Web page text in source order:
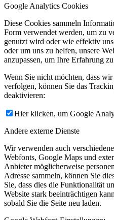
Google Analytics Cookies
Diese Cookies sammeln
Form verwendet werden, um zu
genutzt wird oder wie effektiv
oder um uns zu helfen, unsere
anzupassen, um Ihre Erfahrung
Wenn Sie nicht möchten, dass
verfolgen, können Sie das
deaktivieren:
Hier klicken, um Google
Andere externe Dienste
Wir verwenden auch
Webfonts, Google Maps und
Anbieter möglicherweise
Adresse sammeln, können Sie
Sie, dass dies die Funktionalität
Website stark beeinträchtigen
sobald Sie die Seite neu laden.